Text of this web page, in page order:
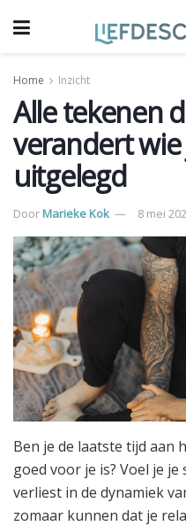
Home Inzicht
Alle tekenen
verandert
uitgelegd
DoorMarieke Kok 8 mei
Ben je de laatste tijd aan
goed voor je is? Voel je
verliest in de dynamiek
zomaar kunnen dat je